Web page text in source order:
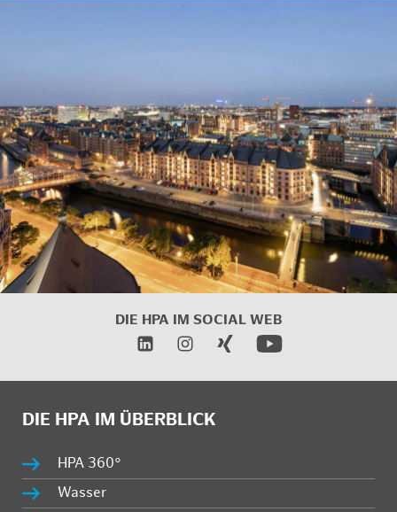
DIE HPA IM SOCIAL WEB
DIE HPA IM ÜBERBLICK
HPA 360°
Wasser